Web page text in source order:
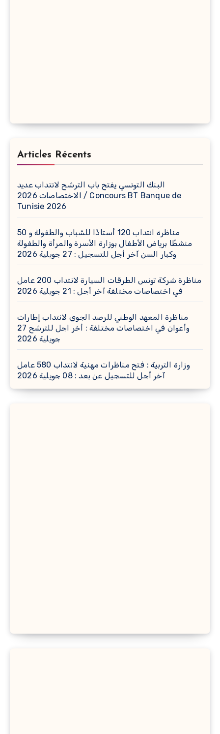
Articles Récents
البنك التونسي يفتح باب الترشح لانتداب عديد
الاختصاصات 2026 / Concours BT Banque de
Tunisie 2026
مناظرة انتداب 120 أستاذًا للشباب والطفولة و 50
منشطًا برياض الأطفال بوزارة الأسرة والمرأة والطفولة
وكبار السن آخر أجل للتسجيل : 27 جويلية 2026
مناظرة شركة تونس الطرقات السيارة لانتداب 200 عامل
في اختصاصات مختلفة آخر أجل : 21 جويلية 2026
مناظرة المعهد الوطني للرصد الجوي لانتداب إطارات
وأعوان في اختصاصات مختلفة : أخر اجل للترشح 27
جويلية 2026
وزارة التربية : فتح مناظرات مهنية لانتداب 580 عامل
آخر أجل للتسجيل عن بعد : 08 جويلية 2026